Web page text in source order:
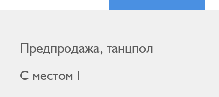
Предпродажа, танцпол
С местом I